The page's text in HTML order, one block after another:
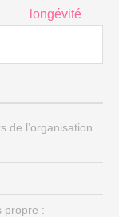
longévité
de l’organisation
propre :